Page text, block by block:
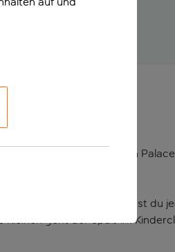
dich im IC Hotels Green
und Minigolf, hier kannst du
geht der Spaß im